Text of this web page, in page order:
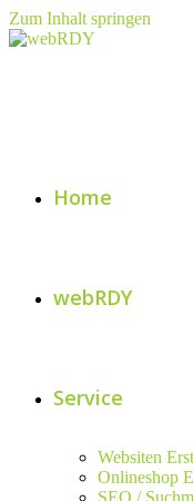
Zum Inhalt springen
Home
webRDY
Service
Websiten
Onlineshop
SEO /